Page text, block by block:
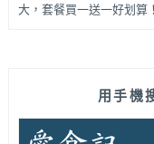
大，套餐買一送一好划算
用手機